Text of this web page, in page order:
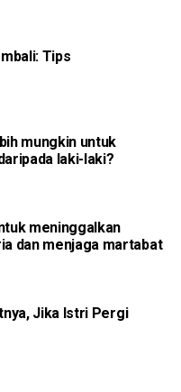
Tips
mungkin untuk
laki-laki?
meninggalkan
dan menjaga martabat
Jika Istri Pergi